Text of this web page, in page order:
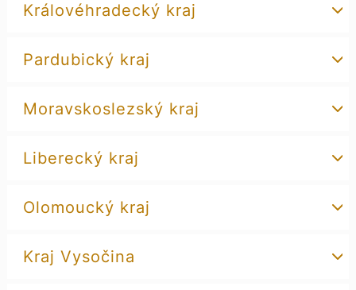
Královéhradecký kraj
Pardubický kraj
Moravskoslezský kraj
Liberecký kraj
Olomoucký kraj
Kraj Vysočina